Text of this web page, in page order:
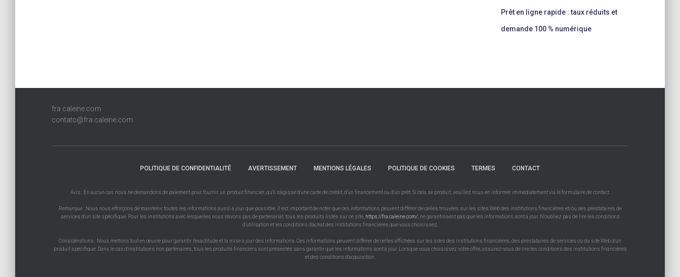
Prêt en ligne rapide : taux réduits et
demande 100 % numérique
fra.caleine.com
contato@fra.caleine.com
POLITIQUE DE CONFIDENTIALITÉ AVERTISSEMENT MENTIONS LÉGALES POLITIQUE DE COOKIES TERMES CONTACT
Avis : En aucun cas nous ne demandons de paiement pour fournir un produit financier, qu'il s'agisse d'une carte de crédit, d'un financement ou d'un prêt. Si cela se produit, veuillez nous en informer immédiatement via le formulaire de contact.
Remarque : Nous nous efforçons de maintenir toutes les informations aussi à jour que possible. Il est important de noter que ces informations peuvent différer de celles trouvées sur les sites Web des institutions financières et/ou des prestataires de
services d'un site spécifique. Pour les institutions avec lesquelles nous n'avons pas de partenariat, tous les produits listés sur ce site, https://fra.caleine.com/, ne garantissent pas que les informations sont à jour. N'oubliez pas de lire les conditions
d'utilisation et les conditions d'achat des institutions financières que vous choisissez.
Considérations : Nous mettons tout en œuvre pour garantir l'exactitude et la mise à jour des informations. Ces informations peuvent différer de celles affichées sur les sites des institutions financières, des prestataires de services ou du site Web d'un
produit spécifique. Dans le cas d'institutions non partenaires, tous les produits financiers sont présentés sans garantir que les informations sont à jour. Lorsque vous choisissez votre offre, assurez-vous de lire les conditions des institutions financières
et des conditions d'acquisition.